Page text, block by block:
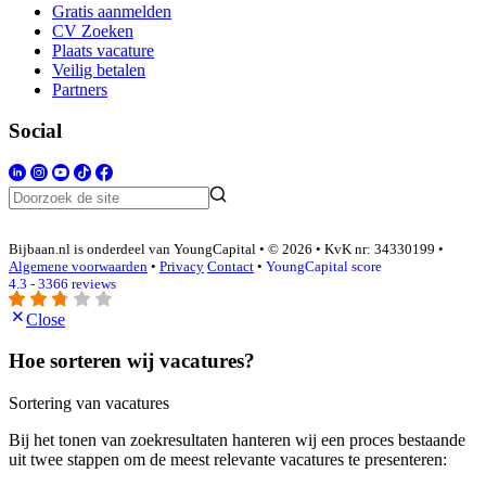
Gratis aanmelden
CV Zoeken
Plaats vacature
Veilig betalen
Partners
Social
Bijbaan.nl is onderdeel van YoungCapital • © 2026 • KvK nr: 34330199 •
Algemene voorwaarden • Privacy Contact • YoungCapital score
4.3 - 3366 reviews
Close
Hoe sorteren wij vacatures?
Sortering van vacatures
Bij het tonen van zoekresultaten hanteren wij een proces bestaande
uit twee stappen om de meest relevante vacatures te presenteren: